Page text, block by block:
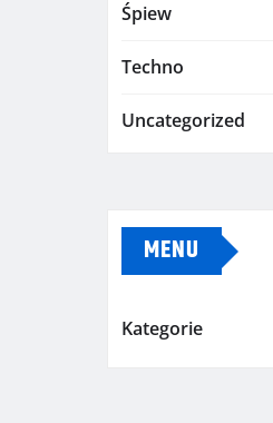
Śpiew
Techno
Uncategorized
MENU
Kategorie